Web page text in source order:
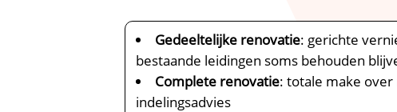
Gedeeltelijke renovatie: gerichte
bestaande leidingen soms behouden
Complete renovatie: totale make
indelingsadvies